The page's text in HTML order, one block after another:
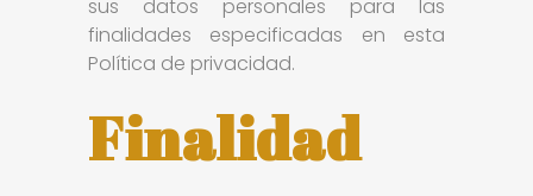
sus datos personales para las
finalidades especificadas en esta
Política de privacidad.
Finalidad